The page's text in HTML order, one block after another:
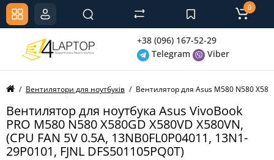
+38 (096) 167-52-29
Telegram
Viber
0
Вентилятори для ноутбуків Вентилятор для Asus M580 N580
Вентилятор для ноутбука Asus VivoBook
PRO M580 N580 X580GD X580VD X580VN,
(CPU FAN 5V 0.5A, 13NB0FL0P04011, 13N1-
29P0101, FJNL DFS501105PQ0T)